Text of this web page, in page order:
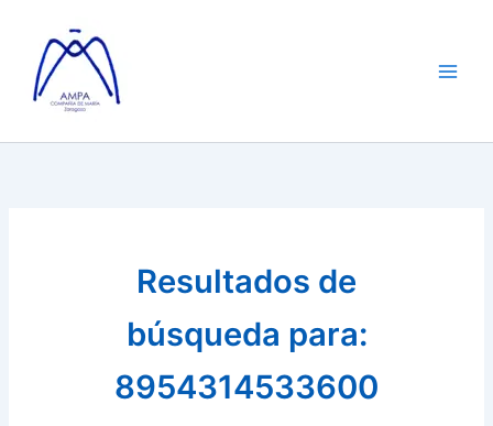
contenido
Resultados de
búsqueda para:
8954314533600